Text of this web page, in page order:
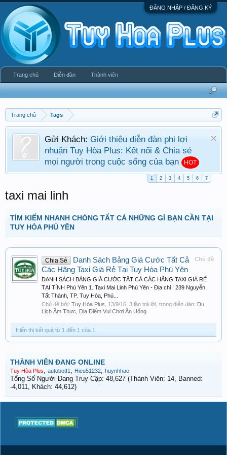
ĐĂNG NHẬP / ĐĂNG KÝ
Trang chủ Tags
Gửi Khách: Giới thiệu diễn đàn phi lợi
nhuận Tuy Hòa Plus: Kết nối & Chia sẻ
mọi người trong cuộc sống của bạn
HOT
1 2 3 4 5 6 7
taxi mai linh
TÌM KIẾM NHANH CHÓNG TẤT CẢ NHỮNG GÌ BẠN CẦN TẠI
TUY HÒA PHÚ YÊN
Chủ đề
Chia Sẻ
Danh Sách Bảng Giá Cước Tất Cả
Các Hãng Taxi Giá Rẻ Tại Tuy Hòa Phú Yên
DANH SÁCH BẢNG GIÁ CƯỚC TẤT CẢ CÁC HÃNG TAXI GIÁ RẺ
TẠI TỈNH Phú Yên 1. Taxi Mai Linh Phú Yên - Địa chỉ : 239 Nguyễn
Tất Thành, TP. Tuy Hòa, Phú...
Chủ đề bởi: Tuy Hòa Plus 13/9/16 , 3 lần trả lời, trong diễn đàn: Du
Lịch Ẩm Thực, Địa Điểm Vui Chơi Ăn Uống
Hiển thị kết quả từ 1 đến 1 của 1
THÀNH VIÊN ĐANG ONLINE
Tuy Hòa Plus, autobotf1 , Hieu51232, huynhhao
Tổng Số Người Đang Truy Cập: 48,627 (Thành Viên: 14, Banned:
-4,011, Khách: 44,612)
Trang chủ Diễn đàn Thành viên